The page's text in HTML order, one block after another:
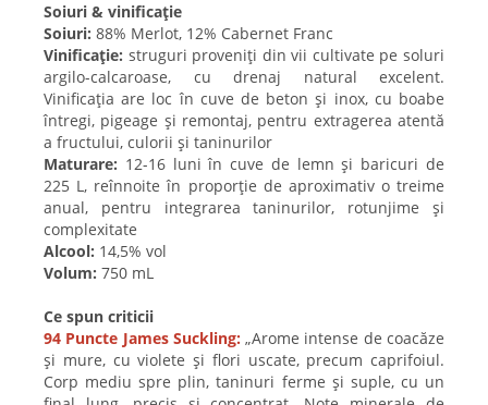
Soiuri & vinificație
Soiuri: 88% Merlot, 12% Cabernet Franc
Vinificație: struguri proveniți din vii cultivate pe soluri
argilo-calcaroase, cu drenaj natural excelent.
Vinificația are loc în cuve de beton și inox, cu boabe
întregi, pigeage și remontaj, pentru extragerea atentă
a fructului, culorii și taninurilor
Maturare: 12-16 luni în cuve de lemn și baricuri de
225 L, reînnoite în proporție de aproximativ o treime
anual, pentru integrarea taninurilor, rotunjime și
complexitate
Alcool: 14,5% vol
Volum: 750 mL
Ce spun criticii
94 Puncte James Suckling: „Arome intense de coacăze
și mure, cu violete și flori uscate, precum caprifoiul.
Corp mediu spre plin, taninuri ferme și suple, cu un